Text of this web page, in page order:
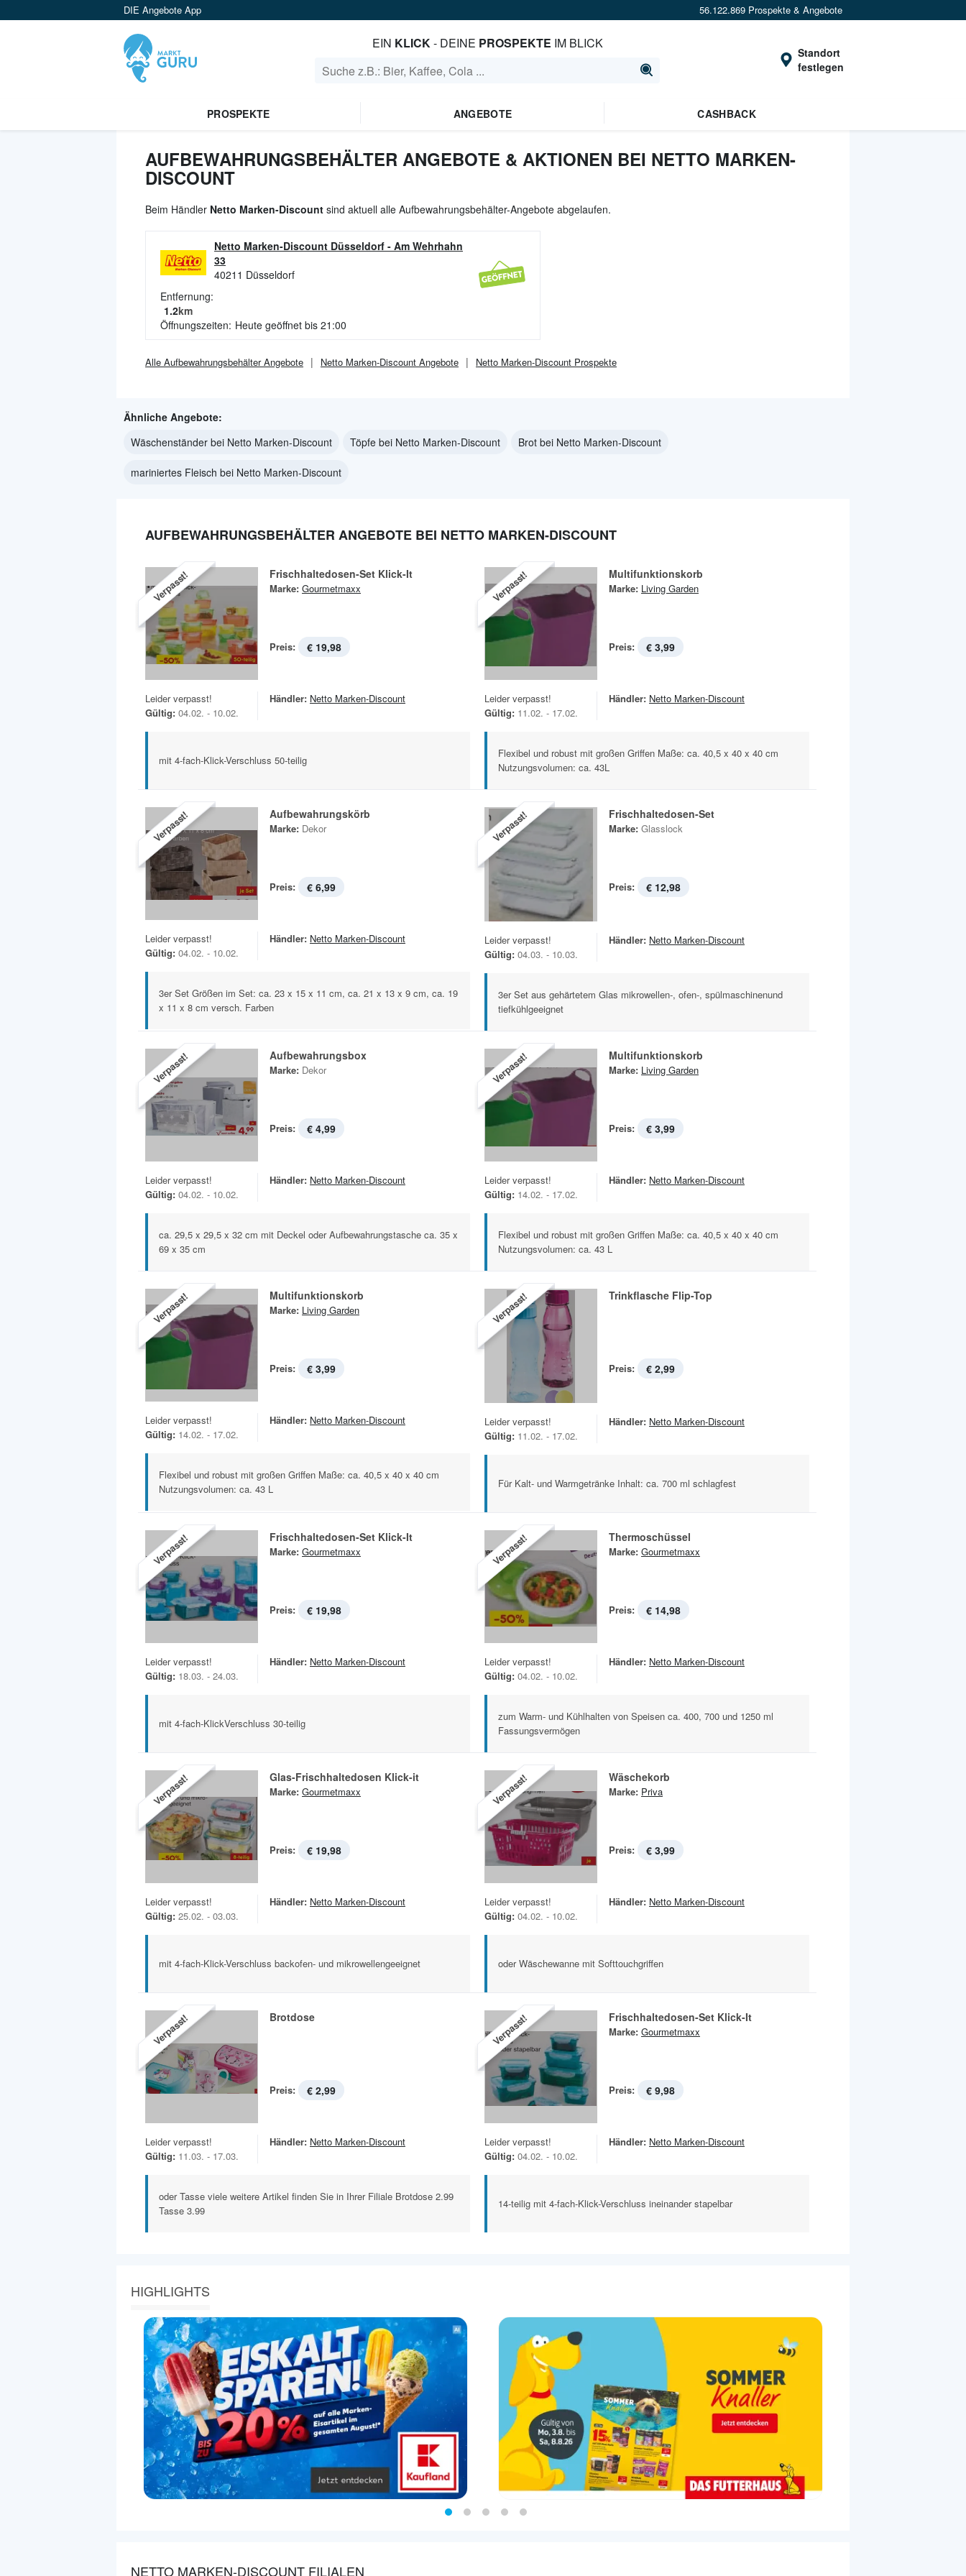
DIE Angebote App 56.122.869 Prospekte & Angebote
EIN KLICK- DEINE PROSPEKTE IM BLICK
Standort
festlegen
PROSPEKTE ANGEBOTE CASHBACK
AUFBEWAHRUNGSBEHÄLTER ANGEBOTE & AKTIONEN BEI NETTO MARKEN-
DISCOUNT
Beim Händler Netto Marken-Discount sind aktuell alle Aufbewahrungsbehälter-Angebote abgelaufen.
Netto Marken-Discount Düsseldorf - Am Wehrhahn
33
40211 Düsseldorf
Entfernung:
1.2km
Öffnungszeiten: Heute geöffnet bis 21:00
Alle AufbewahrungsbehälterAngebote Netto Marken-Discount Angebote Netto Marken-Discount Prospekte
Ähnliche Angebote:
Wäschenständer bei Netto Marken-Discount
Töpfe bei Netto Marken-Discount Brot bei Netto Marken-Discount
mariniertes Fleisch bei Netto Marken-Discount
AUFBEWAHRUNGSBEHÄLTER ANGEBOTE BEI NETTO MARKEN-DISCOUNT
Verpasst! Frischhaltedosen-Set Klick-It
Marke: Gourmetmaxx
Preis: € 19,98
Leider verpasst!
Gültig: 04.02. - 10.02.
Händler: Netto Marken-Discount
mit 4-fach-Klick-Verschluss 50-teilig
Verpasst! Multifunktionskorb
Marke: Living Garden
Preis: € 3,99
Leider verpasst!
Gültig: 11.02. - 17.02.
Händler: Netto Marken-Discount
Flexibel und robust mit großen Griffen Maße: ca. 40,5 x 40 x 40 cm
Nutzungsvolumen: ca. 43L
Verpasst! Aufbewahrungskörb
Marke: Dekor
Preis: € 6,99
Leider verpasst!
Gültig: 04.02. - 10.02.
Händler: Netto Marken-Discount
3er Set Größen im Set: ca. 23 x 15 x 11 cm, ca. 21 x 13 x 9 cm, ca. 19
x 11 x 8 cm versch. Farben
Verpasst! Frischhaltedosen-Set
Marke: Glasslock
Preis: € 12,98
Leider verpasst!
Gültig: 04.03. - 10.03.
Händler: Netto Marken-Discount
3er Set aus gehärtetem Glas mikrowellen-, ofen-, spülmaschinenund
tiefkühlgeeignet
Verpasst! Aufbewahrungsbox
Marke: Dekor
Preis: € 4,99
Leider verpasst!
Gültig: 04.02. - 10.02.
Händler: Netto Marken-Discount
ca. 29,5 x 29,5 x 32 cm mit Deckel oder Aufbewahrungstasche ca. 35 x
69 x 35 cm
Verpasst! Multifunktionskorb
Marke: Living Garden
Preis: € 3,99
Leider verpasst!
Gültig: 14.02. - 17.02.
Händler: Netto Marken-Discount
Flexibel und robust mit großen Griffen Maße: ca. 40,5 x 40 x 40 cm
Nutzungsvolumen: ca. 43 L
Verpasst! Multifunktionskorb
Marke: Living Garden
Preis: € 3,99
Leider verpasst!
Gültig: 14.02. - 17.02.
Händler: Netto Marken-Discount
Flexibel und robust mit großen Griffen Maße: ca. 40,5 x 40 x 40 cm
Nutzungsvolumen: ca. 43 L
Verpasst! Trinkflasche Flip-Top
Preis: € 2,99
Leider verpasst!
Gültig: 11.02. - 17.02.
Händler: Netto Marken-Discount
Für Kalt- und Warmgetränke Inhalt: ca. 700 ml schlagfest
Verpasst! Frischhaltedosen-Set Klick-It
Marke: Gourmetmaxx
Preis: € 19,98
Leider verpasst!
Gültig: 18.03. - 24.03.
Händler: Netto Marken-Discount
mit 4-fach-KlickVerschluss 30-teilig
Verpasst! Thermoschüssel
Marke: Gourmetmaxx
Preis: € 14,98
Leider verpasst!
Gültig: 04.02. - 10.02.
Händler: Netto Marken-Discount
zum Warm- und Kühlhalten von Speisen ca. 400, 700 und 1250 ml
Fassungsvermögen
Verpasst! Glas-Frischhaltedosen Klick-it
Marke: Gourmetmaxx
Preis: € 19,98
Leider verpasst!
Gültig: 25.02. - 03.03.
Händler: Netto Marken-Discount
mit 4-fach-Klick-Verschluss backofen- und mikrowellengeeignet
Verpasst! Wäschekorb
Marke: Priva
Preis: € 3,99
Leider verpasst!
Gültig: 04.02. - 10.02.
Händler: Netto Marken-Discount
oder Wäschewanne mit Softtouchgriffen
Verpasst! Brotdose
Preis: € 2,99
Leider verpasst!
Gültig: 11.03. - 17.03.
Händler: Netto Marken-Discount
oder Tasse viele weitere Artikel finden Sie in Ihrer Filiale Brotdose 2.99
Tasse 3.99
Verpasst! Frischhaltedosen-Set Klick-It
Marke: Gourmetmaxx
Preis: € 9,98
Leider verpasst!
Gültig: 04.02. - 10.02.
Händler: Netto Marken-Discount
14-teilig mit 4-fach-Klick-Verschluss ineinander stapelbar
HIGHLIGHTS
NETTO MARKEN-DISCOUNT FILIALEN